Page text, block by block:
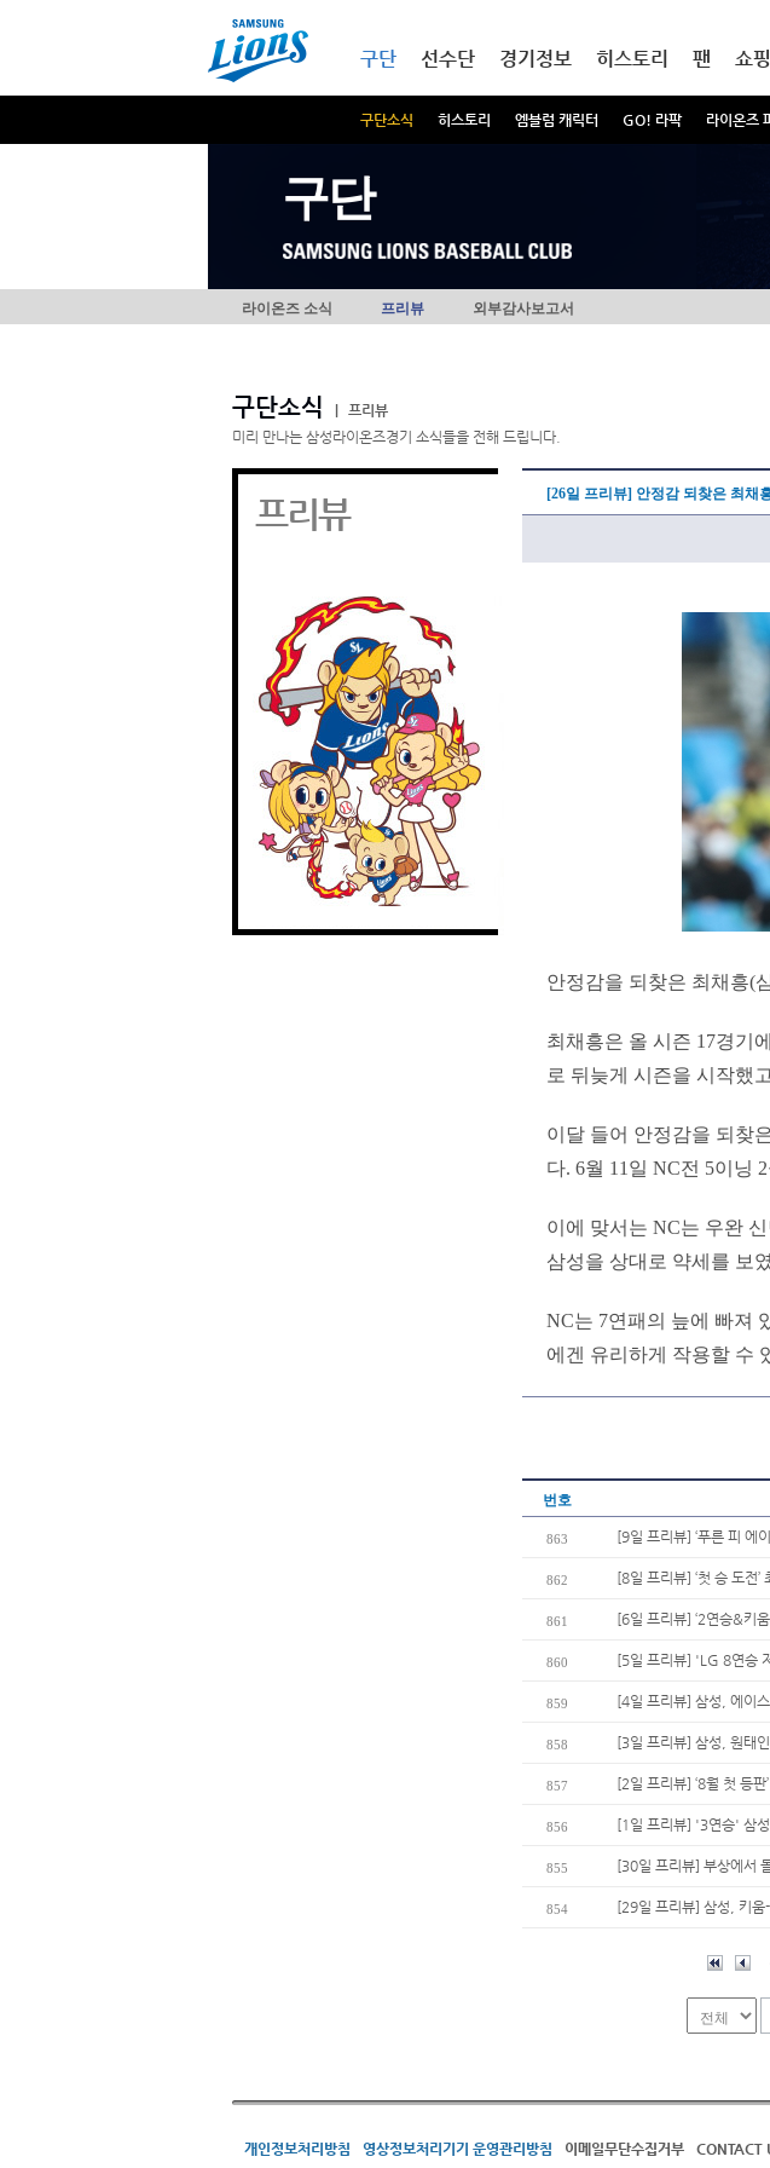
구단
구단소식 히스토리 엠블럼 캐릭터 GO! 라팍 라이온즈
선수단 경기정보 히스토리 팬 쇼핑
구단
라이온즈 소식 프리뷰 외부감사보고서
구단소식
프리뷰
미리 만나는 삼성라이온즈경기 소식들을 전해 드립니다.
프리뷰 [26일 프리뷰] 안정감 되찾은 최채
안정감을 되찾은 최채흥(
최채흥은 올 시즌 17경기
로 뒤늦게 시즌을 시작했
이달 들어 안정감을 되찾
다. 6월 11일 NC전 5이닝
이에 맞서는 NC는 우완
삼성을 상대로 약세를 보
NC는 7연패의 늪에 빠져
에겐 유리하게 작용할 수
번호
863 [9일 프리뷰] ‘푸른 피 에
862 [8일 프리뷰] ‘첫 승 도전
861 [6일 프리뷰] ‘2연승&키
860 [5일 프리뷰] 'LG 8연승
859 [4일 프리뷰] 삼성, 에이
858 [3일 프리뷰] 삼성, 원태
857 [2일 프리뷰] ‘8월 첫 등
856 [1일 프리뷰] '3연승' 삼
855 [30일 프리뷰] 부상에서
854 [29일 프리뷰] 삼성, 키
개인정보처리방침 영상정보처리기기 운영관리방침 이메일무단수집거부 CONTACT